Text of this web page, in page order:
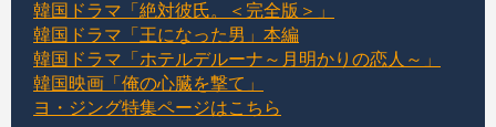
韓国ドラマ「絶対彼氏。＜完全版＞」
韓国ドラマ「王になった男」本編
韓国ドラマ「ホテルデルーナ～月明かりの恋人～」
韓国映画「俺の心臓を撃て」
ヨ・ジング特集ページはこちら